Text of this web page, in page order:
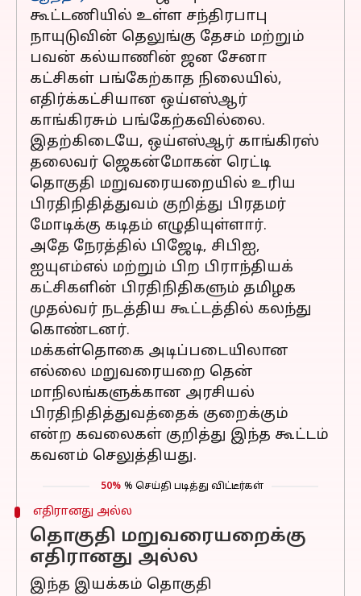
கூட்டணியில் உள்ள சந்திரபாபு
நாயுடுவின் தெலுங்கு தேசம் மற்றும்
பவன் கல்யாணின் ஜன சேனா
கட்சிகள் பங்கேற்காத நிலையில்,
எதிர்க்கட்சியான ஒய்எஸ்ஆர்
காங்கிரசும் பங்கேற்கவில்லை.
இதற்கிடையே, ஒய்எஸ்ஆர் காங்கிரஸ்
தலைவர் ஜெகன்மோகன் ரெட்டி
தொகுதி மறுவரையறையில் உரிய
பிரதிநிதித்துவம் குறித்து பிரதமர்
மோடிக்கு கடிதம் எழுதியுள்ளார்.
அதே நேரத்தில் பிஜேடி, சிபிஐ,
ஐயுஎம்எல் மற்றும் பிற பிராந்தியக்
கட்சிகளின் பிரதிநிதிகளும் தமிழக
முதல்வர் நடத்திய கூட்டத்தில் கலந்து
கொண்டனர்.
மக்கள்தொகை அடிப்படையிலான
எல்லை மறுவரையறை தென்
மாநிலங்களுக்கான அரசியல்
பிரதிநிதித்துவத்தைக் குறைக்கும்
என்ற கவலைகள் குறித்து இந்த கூட்டம்
கவனம் செலுத்தியது.
50% % செய்தி படித்து விட்டீர்கள்
எதிரானது அல்ல
தொகுதி மறுவரையறைக்கு
எதிரானது அல்ல
இந்த இயக்கம் தொகுதி